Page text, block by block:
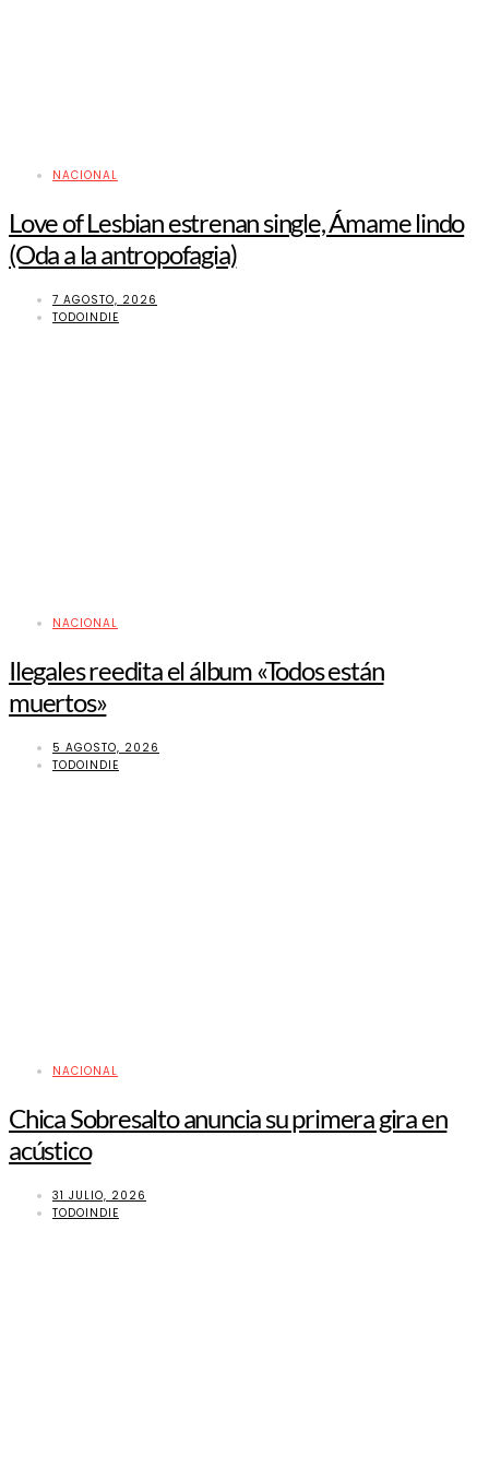
NACIONAL
Love of Lesbian estrenan single, Ámame lindo
(Oda a la antropofagia)
7 AGOSTO, 2026
TODOINDIE
NACIONAL
Ilegales reedita el álbum «Todos están
muertos»
5 AGOSTO, 2026
TODOINDIE
NACIONAL
Chica Sobresalto anuncia su primera gira en
acústico
31 JULIO, 2026
TODOINDIE